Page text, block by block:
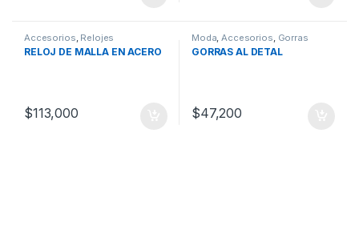
Accesorios Relojes
RELOJ DE MALLA EN ACERO
$113,000
Moda Accesorios Gorras
GORRAS AL DETAL
$47,200